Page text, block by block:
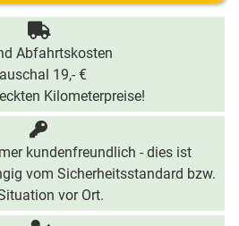
Abfahrtskosten
19,- €
Kilometerpreise!
kundenfreundlich - dies ist
vom Sicherheitsstandard bzw.
vor Ort.